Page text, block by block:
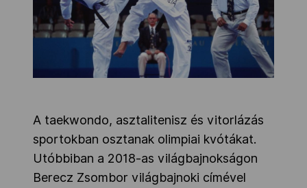
Társszervezetek
Adatbank
A taekwondo, asztalitenisz és vitorlázás
sportokban osztanak olimpiai kvótákat.
Utóbbiban a 2018-as világbajnokságon
Berecz Zsombor világbajnoki címével